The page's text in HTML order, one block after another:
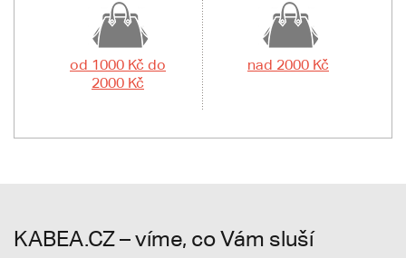
od 1000 Kč do
2000 Kč
nad 2000 Kč
KABEA.CZ – víme, co Vám sluší